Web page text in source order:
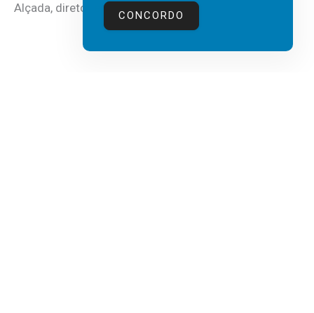
Alçada, diretor executivo da...
CONCORDO